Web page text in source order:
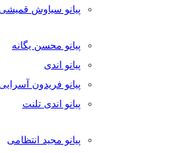
پیانو سیاوش قمیشی
پیانو محسن یگانه
پیانو اندی
پیانو فریدون آسرایی
پیانو اندی تلنت
پیانو مجید انتظامی